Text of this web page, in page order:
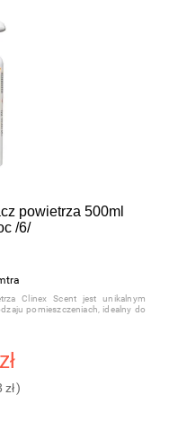
powietrza 500ml
/6/
Clinex Scent jest unikalnym
pomieszczeniach, idealny do
)